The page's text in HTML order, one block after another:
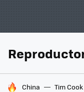
HOY SE HABLA DE
China Tim Cook